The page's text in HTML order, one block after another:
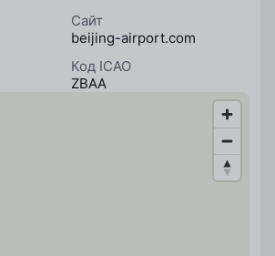
Сайт
beijing-airport.com
Код ICAO
ZBAA